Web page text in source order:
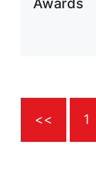
Awards
<< 1